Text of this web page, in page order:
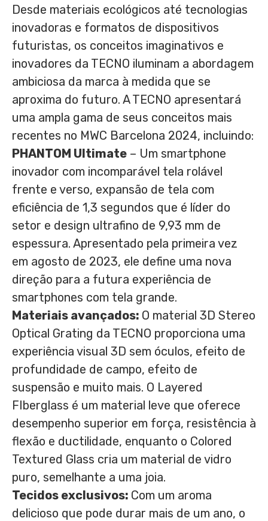
Desde materiais ecológicos até tecnologias
inovadoras e formatos de dispositivos
futuristas, os conceitos imaginativos e
inovadores da TECNO iluminam a abordagem
ambiciosa da marca à medida que se
aproxima do futuro. A TECNO apresentará
uma ampla gama de seus conceitos mais
recentes no MWC Barcelona 2024, incluindo:
PHANTOM Ultimate – Um smartphone
inovador com incomparável tela rolável
frente e verso, expansão de tela com
eficiência de 1,3 segundos que é líder do
setor e design ultrafino de 9,93 mm de
espessura. Apresentado pela primeira vez
em agosto de 2023, ele define uma nova
direção para a futura experiência de
smartphones com tela grande.
Materiais avançados: O material 3D Stereo
Optical Grating da TECNO proporciona uma
experiência visual 3D sem óculos, efeito de
profundidade de campo, efeito de
suspensão e muito mais. O Layered
FIberglass é um material leve que oferece
desempenho superior em força, resistência à
flexão e ductilidade, enquanto o Colored
Textured Glass cria um material de vidro
puro, semelhante a uma joia.
Tecidos exclusivos: Com um aroma
delicioso que pode durar mais de um ano, o